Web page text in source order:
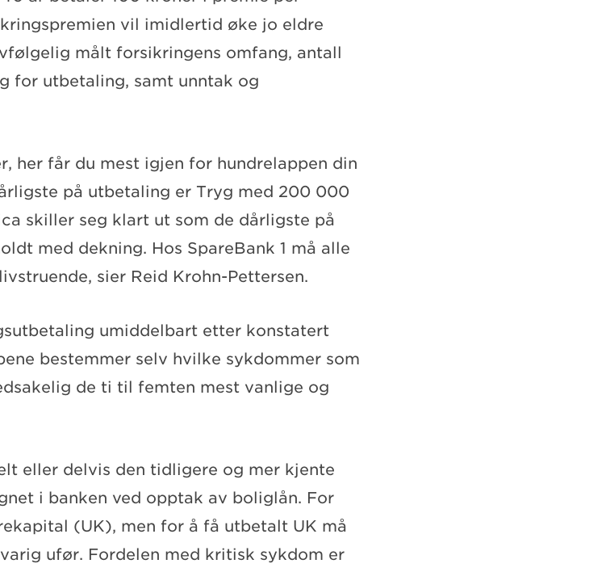
vil imidlertid øke jo eldre
målt forsikringens omfang, antall
for utbetaling, samt unntak og
her får du mest igjen for hundrelappen din
på utbetaling er Tryg med 200 000
skiller seg klart ut som de dårligste på
med dekning. Hos SpareBank 1 må alle
sier Reid Krohn-Pettersen.
umiddelbart etter konstatert
bestemmer selv hvilke sykdommer som
de ti til femten mest vanlige og
eller delvis den tidligere og mer kjente
i banken ved opptak av boliglån. For
(UK), men for å få utbetalt UK må
ufør. Fordelen med kritisk sykdom er